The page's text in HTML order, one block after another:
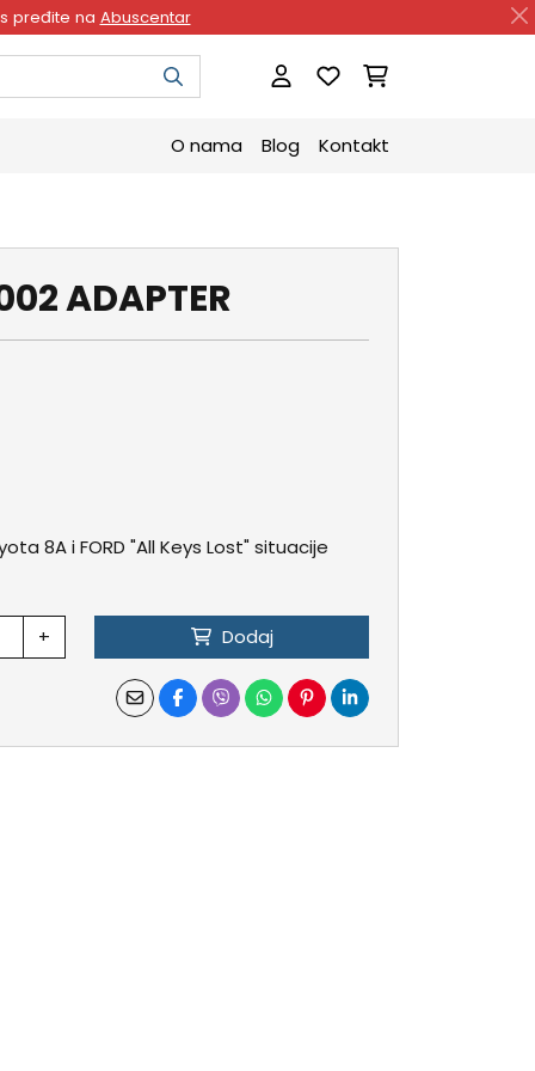
pređite na Abuscentar
O nama Blog Kontakt
ADAPTER
8A i FORD "All Keys Lost" situacije
+ Dodaj